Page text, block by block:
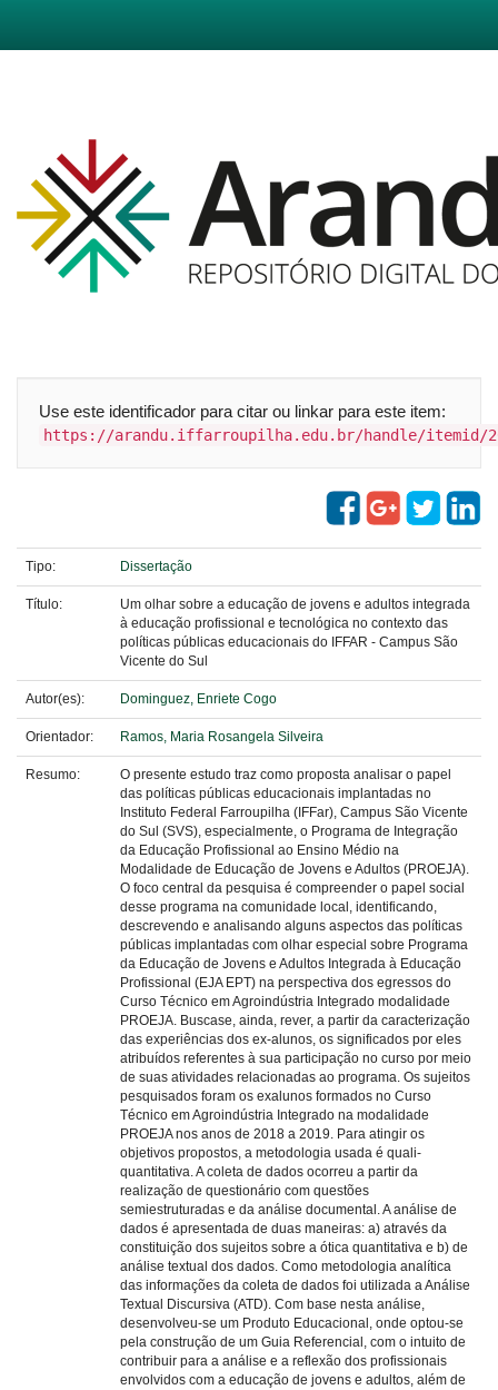
Use este identificador para citar ou linkar para este item:
https://arandu.iffarroupilha.edu.br/handle/itemid/
Tipo: Dissertação
Título:
Um olhar sobre a educação de jovens e adultos integrada
à educação profissional e tecnológica no contexto das
políticas públicas educacionais do IFFAR - Campus São
Vicente do Sul
Autor(es): Dominguez, Enriete Cogo
Orientador: Ramos, Maria Rosangela Silveira
Resumo:
O presente estudo traz como proposta analisar o papel
das políticas públicas educacionais implantadas no
Instituto Federal Farroupilha (IFFar), Campus São Vicente
do Sul (SVS), especialmente, o Programa de Integração
da Educação Profissional ao Ensino Médio na
Modalidade de Educação de Jovens e Adultos (PROEJA).
O foco central da pesquisa é compreender o papel social
desse programa na comunidade local, identificando,
descrevendo e analisando alguns aspectos das políticas
públicas implantadas com olhar especial sobre Programa
da Educação de Jovens e Adultos Integrada à Educação
Profissional (EJA EPT) na perspectiva dos egressos do
Curso Técnico em Agroindústria Integrado modalidade
PROEJA. Buscase, ainda, rever, a partir da caracterização
das experiências dos ex-alunos, os significados por eles
atribuídos referentes à sua participação no curso por meio
de suas atividades relacionadas ao programa. Os sujeitos
pesquisados foram os exalunos formados no Curso
Técnico em Agroindústria Integrado na modalidade
PROEJA nos anos de 2018 a 2019. Para atingir os
objetivos propostos, a metodologia usada é quali-
quantitativa. A coleta de dados ocorreu a partir da
realização de questionário com questões
semiestruturadas e da análise documental. A análise de
dados é apresentada de duas maneiras: a) através da
constituição dos sujeitos sobre a ótica quantitativa e b) de
análise textual dos dados. Como metodologia analítica
das informações da coleta de dados foi utilizada a Análise
Textual Discursiva (ATD). Com base nesta análise,
desenvolveu-se um Produto Educacional, onde optou-se
pela construção de um Guia Referencial, com o intuito de
contribuir para a análise e a reflexão dos profissionais
envolvidos com a educação de jovens e adultos, além de